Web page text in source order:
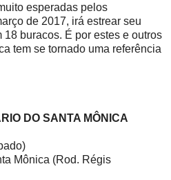
esperadas pelos
de 2017, irá estrear seu
buracos. É por estes e outros
tem se tornado uma referência
DO SANTA MÔNICA
Mônica (Rod. Régis